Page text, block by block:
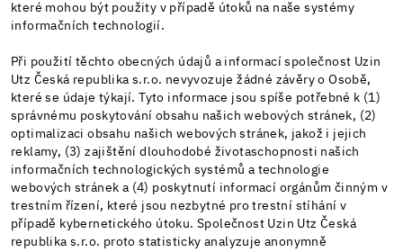
které mohou být použity v případě útoků na naše systémy
informačních technologií.
Při použití těchto obecných údajů a informací společnost Uzin
Utz Česká republika s.r.o. nevyvozuje žádné závěry o Osobě,
které se údaje týkají. Tyto informace jsou spíše potřebné k (1)
správnému poskytování obsahu našich webových stránek, (2)
optimalizaci obsahu našich webových stránek, jakož i jejich
reklamy, (3) zajištění dlouhodobé životaschopnosti našich
informačních technologických systémů a technologie
webových stránek a (4) poskytnutí informací orgánům činným v
trestním řízení, které jsou nezbytné pro trestní stíhání v
případě kybernetického útoku. Společnost Uzin Utz Česká
republika s.r.o. proto statisticky analyzuje anonymně